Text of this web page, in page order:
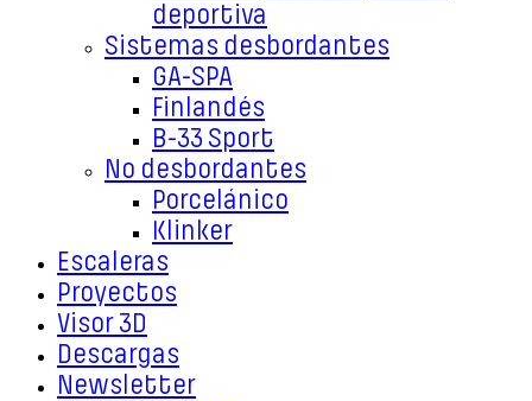
deportiva
Sistemas desbordantes
GA-SPA
Finlandés
B-33 Sport
No desbordantes
Porcelánico
Klinker
Escaleras
Proyectos
Visor 3D
Descargas
Newsletter